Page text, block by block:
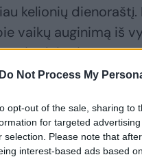
Do Not Process My
opt-out of the sale, sharing
for targeted
selection. Please note that
interest-based ads based
kelionių
vaikų auginimą iš
dvi priežastys.
kad vyrų
ir net būtinybė.
kad vaikai